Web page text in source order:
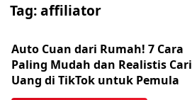
Tag:affiliator
Auto Cuan dari Rumah! 7 Cara
Paling Mudah dan Realistis Cari
Uang di TikTok untuk Pemula